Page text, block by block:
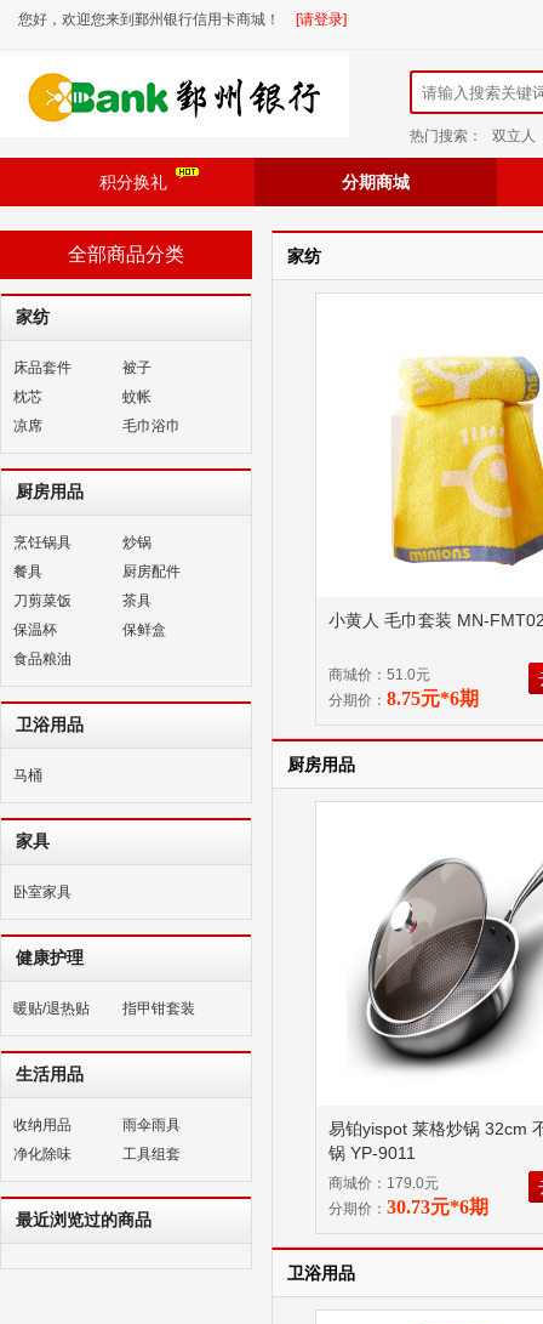
您好，欢迎您来到鄞州银行信用卡商城！ [请登录]
热门搜索： 双立人
积分换礼 分期商城
全部商品分类
家纺
床品套件
被子
枕芯
蚊帐
凉席
毛巾浴巾
厨房用品
烹饪锅具
炒锅
餐具
厨房配件
刀剪菜饭
茶具
保温杯
保鲜盒
食品粮油
卫浴用品
马桶
家具
卧室家具
健康护理
暖贴/退热贴 指甲钳套装
生活用品
收纳用品
雨伞雨具
净化除味
工具组套
最近浏览过的商品
家纺
小黄人 毛巾套装 MN-
商城价：51.0元
分期价： 8.75元*6期
厨房用品
易铂yispot 莱格炒锅 32cm
锅 YP-9011
商城价：179.0元
分期价： 30.73元*6期
卫浴用品